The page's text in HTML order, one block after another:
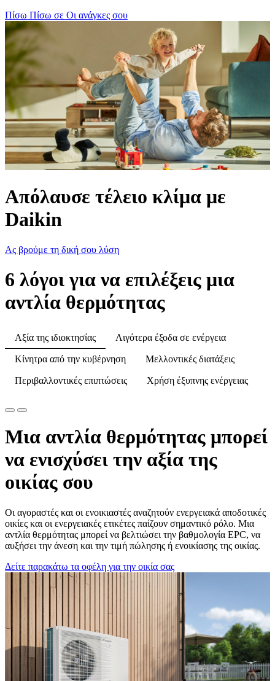
Πίσω Πίσω σε Οι ανάγκες σου
Απόλαυσε τέλειο κλίμα με
Daikin
Ας βρούμε τη δική σου λύση
6 λόγοι για να επιλέξεις μια
αντλία θερμότητας
Αξία της ιδιοκτησίας Λιγότερα έξοδα σε ενέργεια
Κίνητρα από την κυβέρνηση Μελλοντικές διατάξεις
Περιβαλλοντικές επιπτώσεις Χρήση έξυπνης ενέργειας
Μια αντλία θερμότητας μπορεί
να ενισχύσει την αξία της
οικίας σου
Οι αγοραστές και οι ενοικιαστές αναζητούν ενεργειακά αποδοτικές
οικίες και οι ενεργειακές ετικέτες παίζουν σημαντικό ρόλο. Μια
αντλία θερμότητας μπορεί να βελτιώσει την βαθμολογία EPC, να
αυξήσει την άνεση και την τιμή πώλησης ή ενοικίασης της οικίας.
Δείτε παρακάτω τα οφέλη για την οικία σας